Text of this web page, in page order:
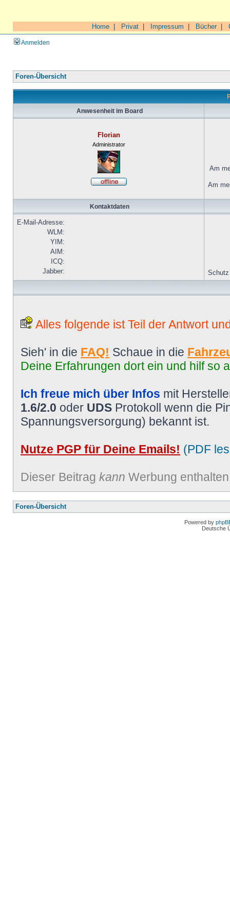
Home Privat Impressum Bücher|
Anmelden
Foren-Übersicht
Anwesenheit im Board
Florian
Administrator
Am
Am
Kontaktdaten
E-Mail-Adresse:
WLM:
YIM:
AIM:
ICQ:
Jabber:
Schutz
Alles folgende ist Teil der Antwort
Sieh' in die FAQ! Schaue in die
Deine Erfahrungen dort ein und hilf so
Ich freue mich über Infos mit
1.6/2.0 oder UDS Protokoll wenn die
Spannungsversorgung) bekannt ist.
Nutze PGP für Deine Emails! (PDF
Dieser Beitrag kann Werbung
Foren-Übersicht
Powered by
Deutsche